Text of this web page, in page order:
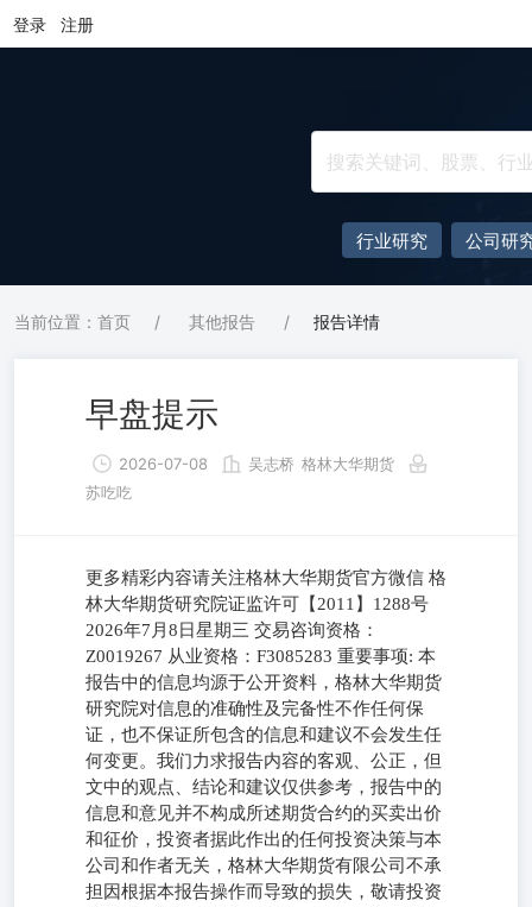
登录 注册
行业研究 公司研
当前位置：首页 / 其他报告 / 报告详情
早盘提示
2026-07-08 吴志桥 格林大华期货
苏吃吃
更多精彩内容请关注格林大华期货官方微信 格
林大华期货研究院证监许可【2011】1288号
2026年7月8日星期三 交易咨询资格：
Z0019267 从业资格：F3085283 重要事项: 本
报告中的信息均源于公开资料，格林大华期货
研究院对信息的准确性及完备性不作任何保
证，也不保证所包含的信息和建议不会发生任
何变更。我们力求报告内容的客观、公正，但
文中的观点、结论和建议仅供参考，报告中的
信息和意见并不构成所述期货合约的买卖出价
和征价，投资者据此作出的任何投资决策与本
公司和作者无关，格林大华期货有限公司不承
担因根据本报告操作而导致的损失，敬请投资